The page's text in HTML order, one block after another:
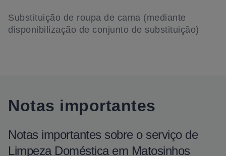
Substituição de roupa de cama (mediante
disponibilização de conjunto de substituição)
Notas importantes
Notas importantes sobre o serviço de
Limpeza Doméstica em Matosinhos